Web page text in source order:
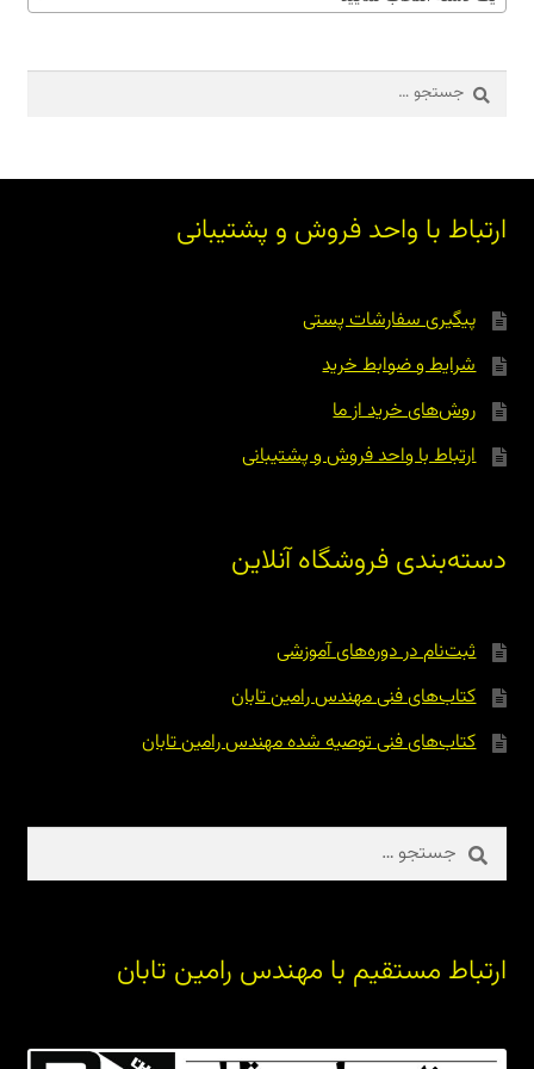
جستجو
برای:
ارتباط با واحد فروش و پشتیبانی
پیگیری سفارشات پستی
شرایط و ضوابط خرید
روش‌های خرید از ما
ارتباط با واحد فروش و پشتیبانی
دسته‌بندی فروشگاه آنلاین
ثبت‌نام در دوره‌های آموزشی
کتاب‌های فنی مهندس رامین تابان
کتاب‌های فنی توصیه شده مهندس رامین تابان
جستجو
برای:
ارتباط مستقیم با مهندس رامین تابان